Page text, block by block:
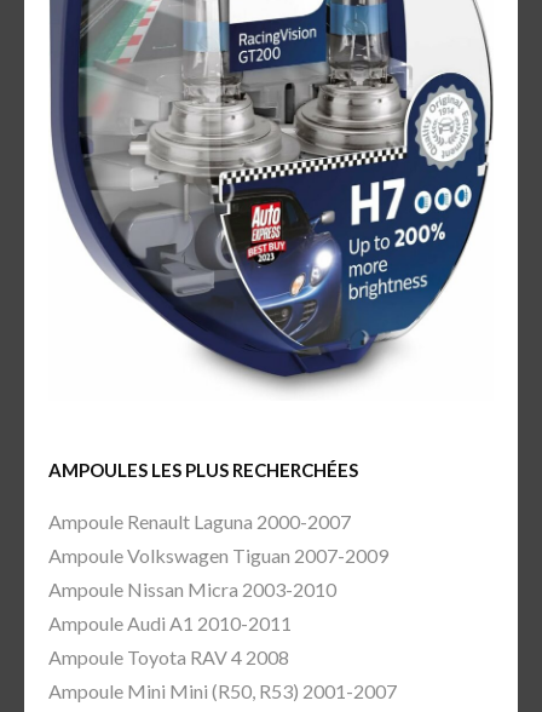
AMPOULES LES PLUS RECHERCHÉES
Ampoule Renault Laguna 2000-2007
Ampoule Volkswagen Tiguan 2007-2009
Ampoule Nissan Micra 2003-2010
Ampoule Audi A1 2010-2011
Ampoule Toyota RAV 4 2008
Ampoule Mini Mini (R50, R53) 2001-2007